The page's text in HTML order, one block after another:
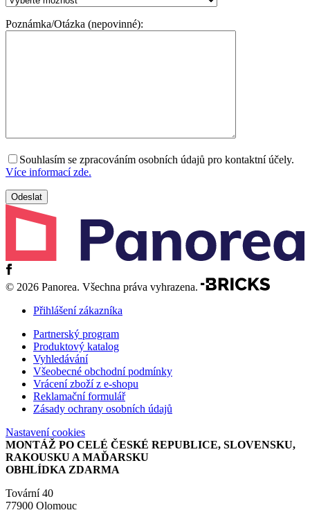
Poznámka/Otázka (nepovinné):
Souhlasím se zpracováním osobních údajů pro kontaktní účely.
Více informací zde.
© 2026 Panorea. Všechna práva vyhrazena.
Přihlášení zákazníka
Partnerský program
Produktový katalog
Vyhledávání
Všeobecné obchodní podmínky
Vrácení zboží z e-shopu
Reklamační formulář
Zásady ochrany osobních údajů
Nastavení cookies
MONTÁŽ PO CELÉ ČESKÉ REPUBLICE, SLOVENSKU,
RAKOUSKU A MAĎARSKU
OBHLÍDKA ZDARMA
Tovární 40
77900 Olomouc